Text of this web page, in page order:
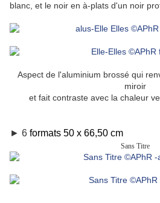
blanc, et le noir en à-plats d'un noir
Aspect de l'aluminium brossé qui
miroir
et fait contraste avec la chaleur
► 6 formats 50 x 66,50 cm
Sans Titre